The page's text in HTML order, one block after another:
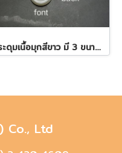
กระดุมเนื้อมุกสีขาว มี 3 ขนาดให้เลือก
Co., Ltd